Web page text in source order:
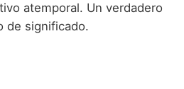
atemporal. Un verdadero
de significado.